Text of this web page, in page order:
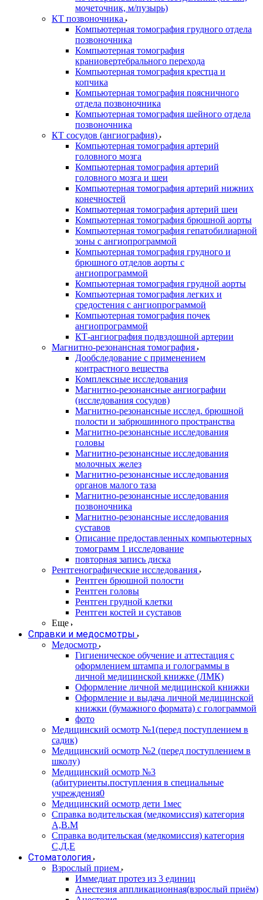
мочеточник, м/пузырь)
КТ позвоночника
Компьютерная томография грудного отдела
позвоночника
Компьютерная томография
краниовертебрального перехода
Компьютерная томография крестца и
копчика
Компьютерная томография поясничного
отдела позвоночника
Компьютерная томография шейного отдела
позвоночника
КТ сосудов (ангиография)
Компьютерная томография артерий
головного мозга
Компьютерная томография артерий
головного мозга и шеи
Компьютерная томография артерий нижних
конечностей
Компьютерная томография артерий шеи
Компьютерная томография брюшной аорты
Компьютерная томография гепатобилиарной
зоны с ангиопрограммой
Компьютерная томография грудного и
брюшного отделов аорты с
ангиопрограммой
Компьютерная томография грудной аорты
Компьютерная томография легких и
средостения с ангиопрограммой
Компьютерная томография почек
ангиопрограммой
КТ-ангиография подвздошной артерии
Магнитно-резонансная томография
Дообследование с применением
контрастного вещества
Комплексные исследования
Магнитно-резонансные ангиографии
(исследования сосудов)
Магнитно-резонансные исслед. брюшной
полости и забрюшинного пространства
Магнитно-резонансные исследования
головы
Магнитно-резонансные исследования
молочных желез
Магнитно-резонансные исследования
органов малого таза
Магнитно-резонансные исследования
позвоночника
Магнитно-резонансные исследования
суставов
Описание предоставленных компьютерных
томограмм 1 исследование
повторная запись диска
Рентгенографические исследования
Рентген брюшной полости
Рентген головы
Рентген грудной клетки
Рентген костей и суставов
Еще
Справки и медосмотры
Медосмотр
Гигиеническое обучение и аттестация с
оформлением штампа и голограммы в
личной медицинской книжке (ЛМК)
Оформление личной медицинской книжки
Оформление и выдача личной медицинской
книжки (бумажного формата) с голограммой
фото
Медицинский осмотр №1(перед поступлением в
садик)
Медицинский осмотр №2 (перед поступлением в
школу)
Медицинский осмотр №3
(абитуриенты.поступления в специальные
учреждения0
Медицинский осмотр дети 1мес
Справка водительская (медкомиссия) категория
А,В.М
Справка водительская (медкомиссия) категория
С,Д,Е
Стоматология
Взрослый прием
Иммедиат протез из 3 единиц
Анестезия аппликационная(взрослый приём)